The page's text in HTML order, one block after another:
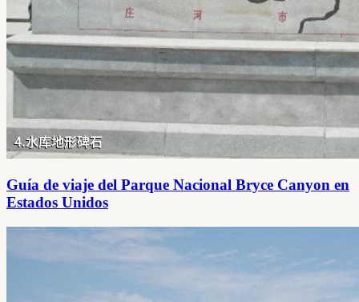
Guía de viaje del Parque Nacional Bryce Canyon en
Estados Unidos